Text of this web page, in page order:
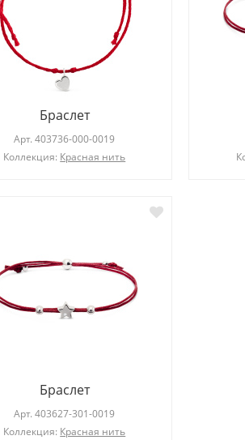
Браслет
Арт.403736-000-0019
Коллекция: Красная нить
Браслет
Арт.403627-301-0019
Коллекция: Красная нить